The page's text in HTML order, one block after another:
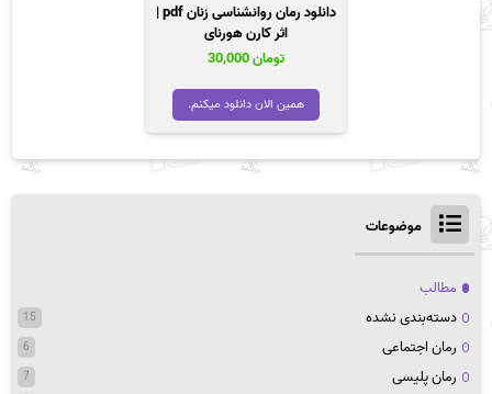
دانلود رمان روانشناسی زنان pdf |
اثر کارن هورنای
تومان
همین الان دانلود میکنم.
موضوعات
مطالب
دسته‌بندی نشده
15
رمان اجتماعی 6
رمان پلیسی 7